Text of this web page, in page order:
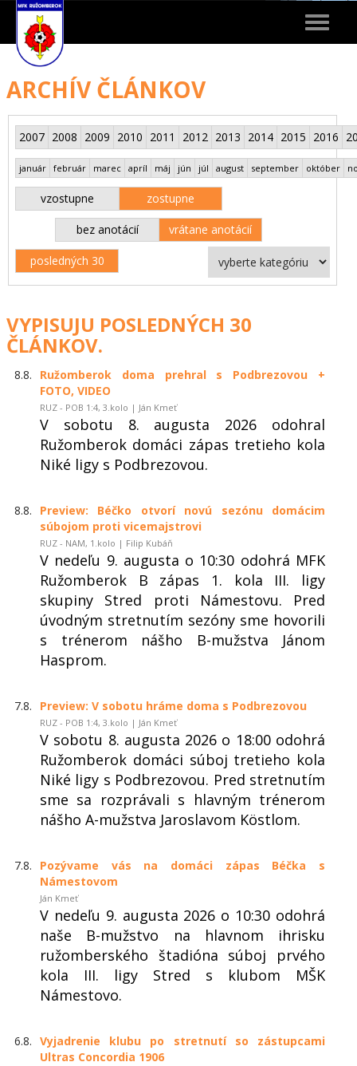
Toggle
ARCHÍV ČLÁNKOV
2007 2008 2009 2010 2011 2012 2013 2014 2015 2016
január február marec apríl máj jún júl august september október
vzostupne zostupne
bez anotácií vrátane anotácií
posledných 30
VYPISUJU POSLEDNÝCH 30
ČLÁNKOV.
8.8.
Ružomberok doma prehral s Podbrezovou +
FOTO, VIDEO
RUZ - POB 1:4, 3.kolo | Ján Kmeť
V sobotu 8. augusta 2026 odohral
Ružomberok domáci zápas tretieho kola
Niké ligy s Podbrezovou.
8.8.
Preview: Béčko otvorí novú sezónu domácim
súbojom proti vicemajstrovi
RUZ - NAM, 1.kolo | Filip Kubáň
V nedeľu 9. augusta o 10:30 odohrá MFK
Ružomberok B zápas 1. kola III. ligy
skupiny Stred proti Námestovu. Pred
úvodným stretnutím sezóny sme hovorili
s trénerom nášho B-mužstva Jánom
Hasprom.
7.8. Preview: V sobotu hráme doma s Podbrezovou
RUZ - POB 1:4, 3.kolo | Ján Kmeť
V sobotu 8. augusta 2026 o 18:00 odohrá
Ružomberok domáci súboj tretieho kola
Niké ligy s Podbrezovou. Pred stretnutím
sme sa rozprávali s hlavným trénerom
nášho A-mužstva Jaroslavom Köstlom.
7.8.
Pozývame vás na domáci zápas Béčka s
Námestovom
Ján Kmeť
V nedeľu 9. augusta 2026 o 10:30 odohrá
naše B-mužstvo na hlavnom ihrisku
ružomberského štadióna súboj prvého
kola III. ligy Stred s klubom MŠK
Námestovo.
6.8. Vyjadrenie klubu po stretnutí so zástupcami
Ultras Concordia 1906